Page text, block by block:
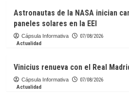
Astronautas de la NASA inician
paneles solares en la EEI
Cápsula Informativa
07/08/2026
Actualidad
Vinicius renueva con el Real
Cápsula Informativa
07/08/2026
Actualidad